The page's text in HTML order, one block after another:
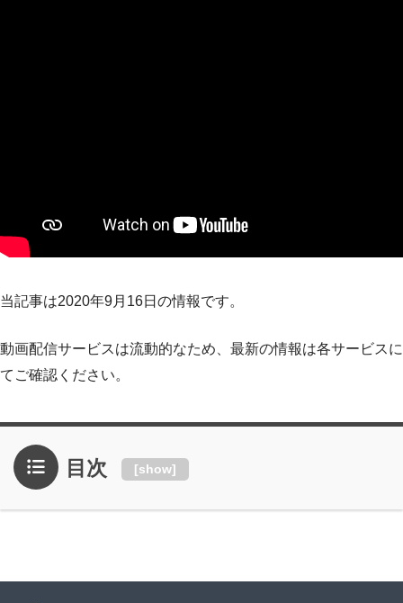
当記事は2020年9月16日の情報です。
動画配信サービスは流動的なため、最新の情報は各サービスに
てご確認ください。
目次 [show]